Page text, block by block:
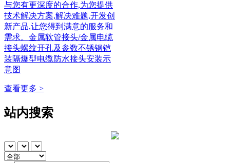
与您有更深度的合作,为您提供
技术解决方案,解决难题,开发创
新产品,让您得到满意的服务和
需求。金属软管接头/金属电缆
接头螺纹开孔及参数不锈钢铠
装隔爆型电缆防水接头安装示
意图
查看更多 >
站内搜索